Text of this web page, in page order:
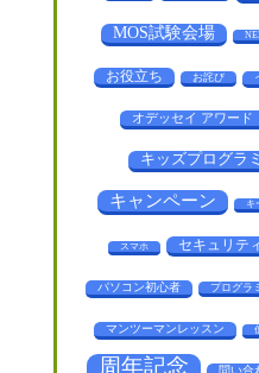
MOS試験会場
お役立ち お詫び
オデッセイ アワード
キッズプログラ
キャンペーン キ
スマホ セキュリテ
パソコン初心者 プログラ
マンツーマンレッスン
周年記念 問い合